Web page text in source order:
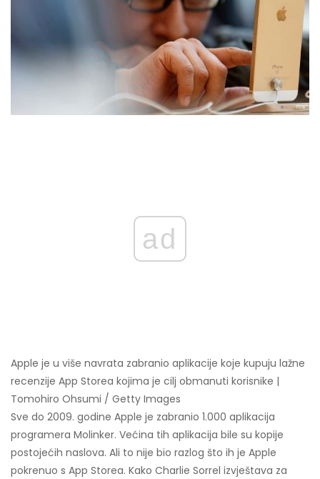
ad
Apple je u više navrata zabranio aplikacije koje kupuju lažne
recenzije App Storea kojima je cilj obmanuti korisnike |
Tomohiro Ohsumi / Getty Images
Sve do 2009. godine Apple je zabranio 1.000 aplikacija
programera Molinker. Većina tih aplikacija bile su kopije
postojećih naslova. Ali to nije bio razlog što ih je Apple
pokrenuo s App Storea. Kako Charlie Sorrel izvještava za